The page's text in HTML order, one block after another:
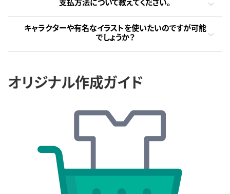
キャラクターや有名なイラストを使いたいのですが可能
でしょうか？
オリジナル作成ガイド